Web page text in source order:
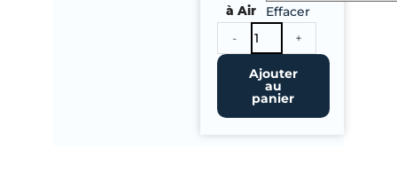
à Air
Effacer
-
de
Pompe
Air
+
Ajouter
au
panier